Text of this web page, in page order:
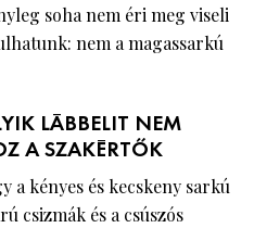
soha nem éri meg viseli
nem a magassarkú
LÁBBELIT NEM
A SZAKÉRTŐK
a kényes és kecskeny sarkú
csizmák és a csúszós